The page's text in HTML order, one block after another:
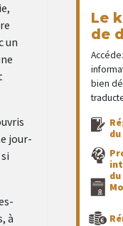
un
jour-
à
Le
de
bien